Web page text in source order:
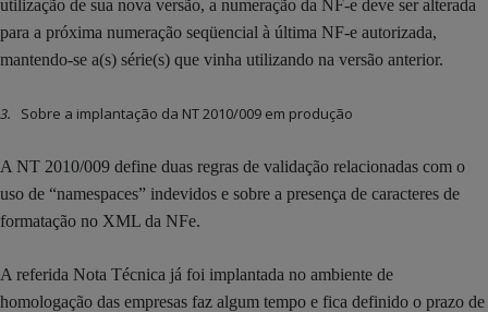
utilização de sua nova versão, a numeração da NF-e deve ser alterada
para a próxima numeração seqüencial à última NF-e autorizada,
mantendo-se a(s) série(s) que vinha utilizando na versão anterior.
3. Sobre a implantação da NT 2010/009 em produção
A NT 2010/009 define duas regras de validação relacionadas com o
uso de “namespaces” indevidos e sobre a presença de caracteres de
formatação no XML da NFe.
A referida Nota Técnica já foi implantada no ambiente de
homologação das empresas faz algum tempo e fica definido o prazo de